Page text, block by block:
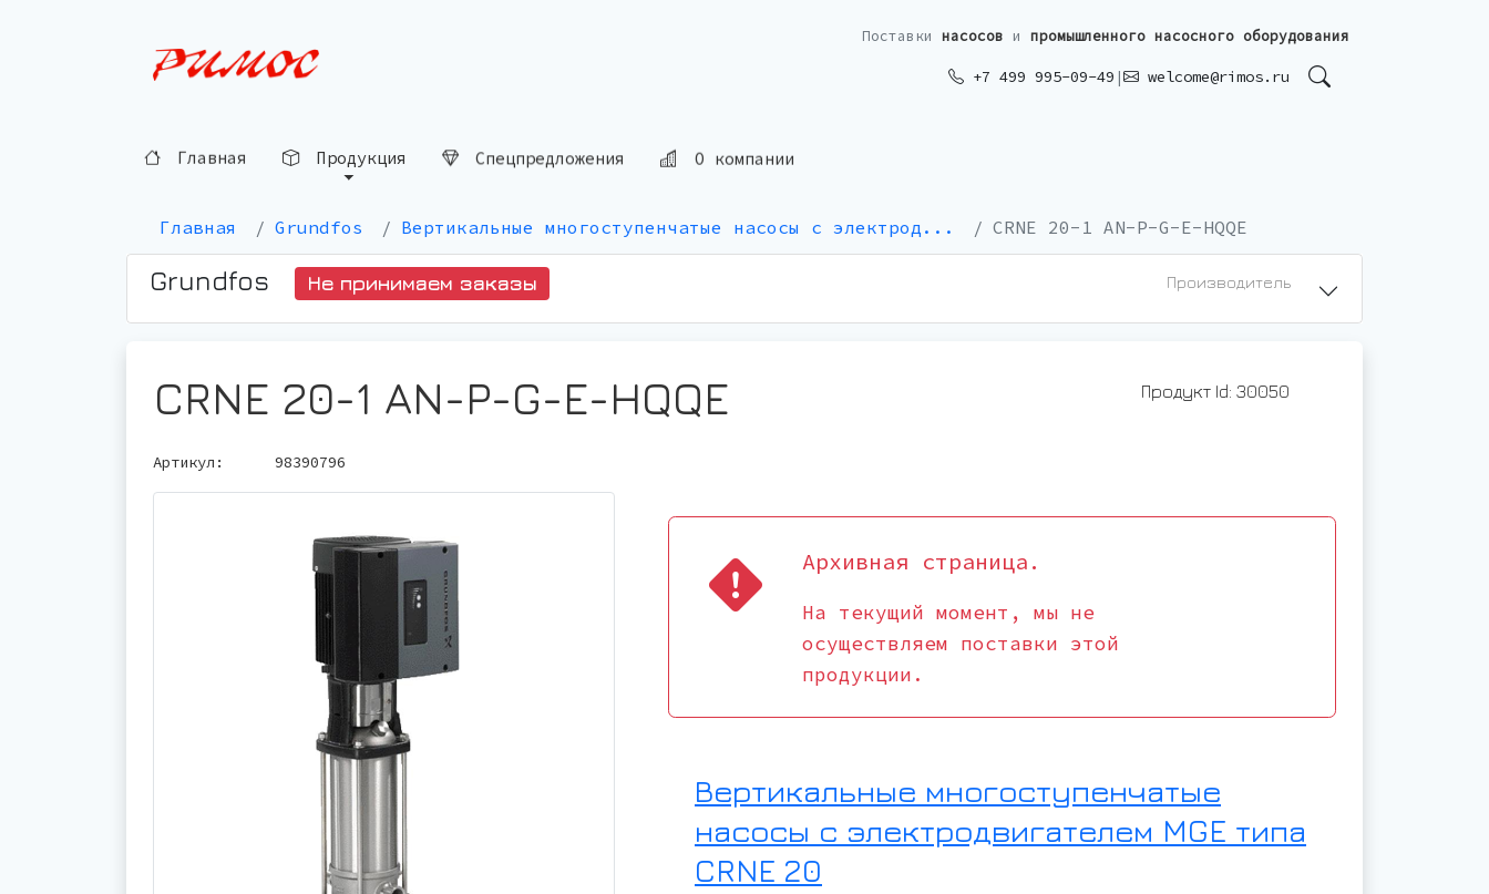
Поставки насосов и промышленного насосного оборудования
+7 499 995-09-49 | welcome@rimos.ru
Главная Продукция Спецпредложения О компании
Главная Grundfos Вертикальные многоступенчатые насосы с электрод... CRNE 20-1 AN-P-G-E-HQQE
Grundfos Не принимаем заказы Производитель
CRNE 20-1 AN-P-G-E-HQQE Продукт Id: 30050
Артикул: 98390796
Архивная страница.
На текущий момент, мы не
осуществляем поставки этой
продукции.
Вертикальные многоступенчатые
насосы с электродвигателем MGE типа
CRNE 20